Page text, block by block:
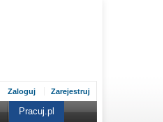
Zaloguj Zarejestruj
Pracuj.pl